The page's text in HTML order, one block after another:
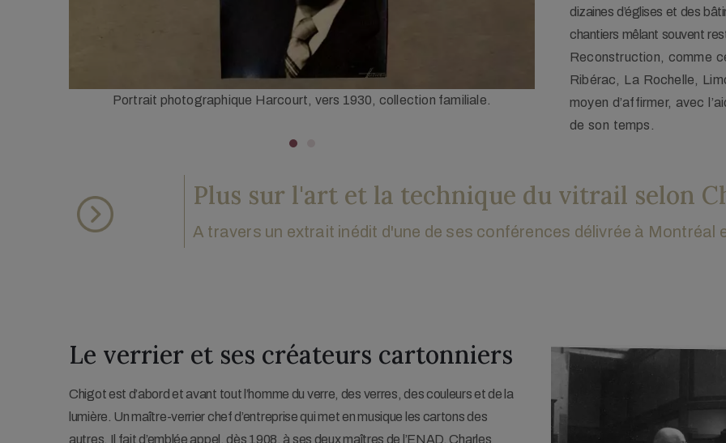
Portrait de Francis Chigot par son maître Charles Bichet, 1900, collection
Portrait photographique
dizaines d’églises et des
chantiers mêlant souvent
Reconstruction, comme
Ribérac, La Rochelle,
moyen d’affirmer, avec
de son temps.
Plus sur l'art et la technique du vitrail selon
A travers un extrait inédit d'une de ses conférences délivrée à Montréal
Le verrier et ses créateurs cartonniers
Chigot est d’abord et avant tout l’homme du verre, des verres, des couleurs et de la
lumière. Un maître-verrier chef d’entreprise qui met en musique les cartons des
autres. Il fait d’emblée appel, dès 1908, à ses deux maîtres de l’ENAD, Charles